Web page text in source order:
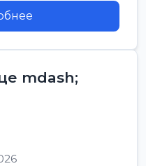
mdash;